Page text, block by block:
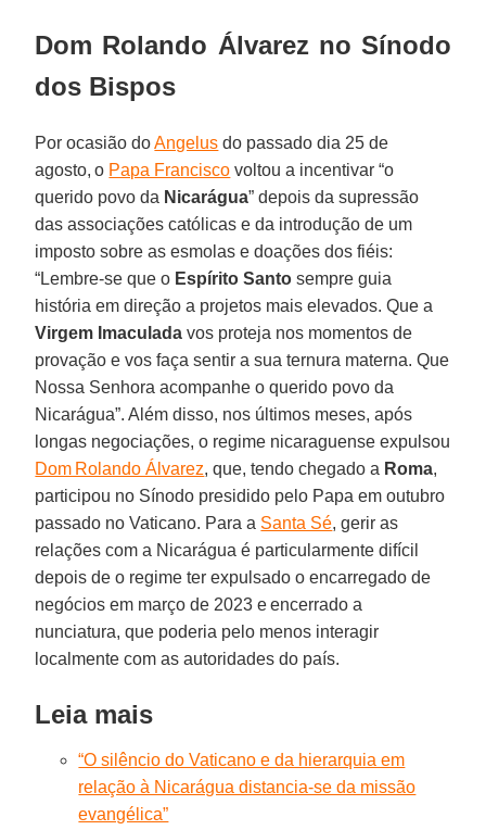
Dom Rolando Álvarez no Sínodo
dos Bispos
Por ocasião doAngelus do passado dia 25 de
agosto, o Papa Francisco voltou a incentivar “o
querido povo da Nicarágua” depois da supressão
das associações católicas e da introdução de um
imposto sobre as esmolas e doações dos fiéis:
“Lembre-se que o Espírito Santo sempre guia
história em direção a projetos mais elevados. Que a
Virgem Imaculada vos proteja nos momentos de
provação e vos faça sentir a sua ternura materna. Que
Nossa Senhora acompanhe o querido povo da
Nicarágua”. Além disso, nos últimos meses, após
longas negociações, o regime nicaraguense expulsou
Dom Rolando Álvarez, que, tendo chegado a Roma,
participou no Sínodo presidido pelo Papa em outubro
passado no Vaticano. Para a Santa Sé, gerir as
relações com a Nicarágua é particularmente difícil
depois de o regime ter expulsado o encarregado de
negócios em março de 2023 e encerrado a
nunciatura, que poderia pelo menos interagir
localmente com as autoridades do país.
Leia mais
“O silêncio do Vaticano e da hierarquia em
relação à Nicarágua distancia-se da missão
evangélica”